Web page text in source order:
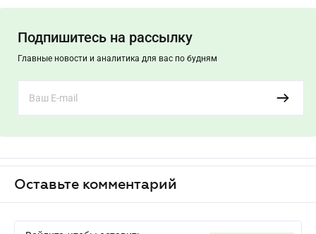
Подпишитесь на рассылку
Главные новости и аналитика для вас по будням
Оставьте комментарий